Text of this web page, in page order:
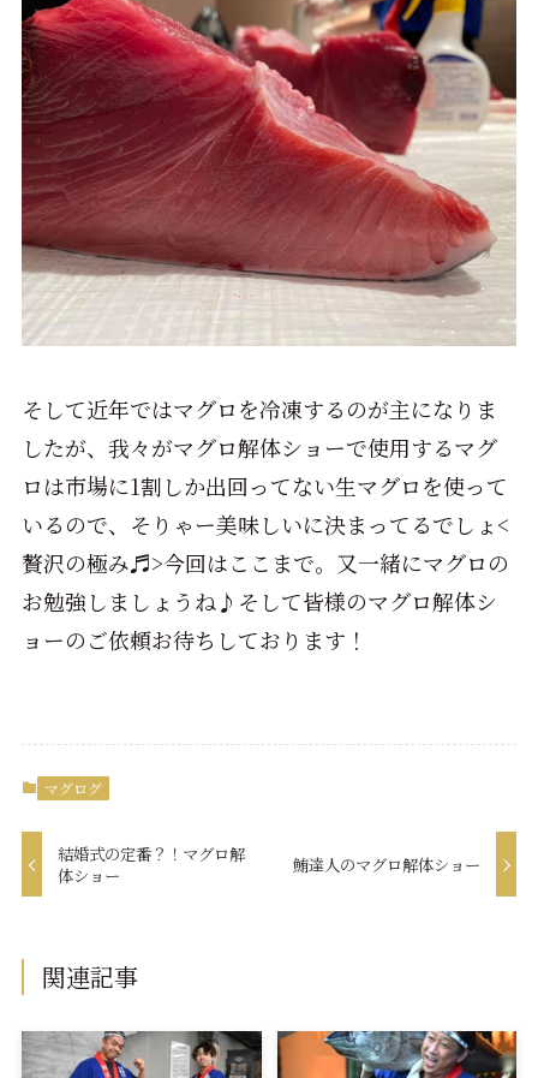
そして近年ではマグロを冷凍するのが主になりま
したが、我々がマグロ解体ショーで使用するマグ
ロは市場に1割しか出回ってない生マグロを使って
いるので、そりゃー美味しいに決まってるでしょ<
贅沢の極み♬>今回はここまで。又一緒にマグロの
お勉強しましょうね♪そして皆様のマグロ解体シ
ョーのご依頼お待ちしております！
マグログ
結婚式の定番？！マグロ解
体ショー
鮪達人のマグロ解体ショー
関連記事